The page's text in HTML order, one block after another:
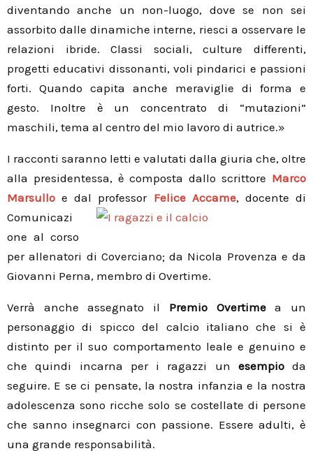
diventando anche un non-luogo, dove se non sei
assorbito dalle dinamiche interne, riesci a osservare le
relazioni ibride. Classi sociali, culture differenti,
progetti educativi dissonanti, voli pindarici e passioni
forti. Quando capita anche meraviglie di forma e
gesto. Inoltre è un concentrato di “mutazioni”
maschili, tema al centro del mio lavoro di autrice.»
I racconti saranno letti e valutati dalla giuria che, oltre
alla presidentessa, è composta dallo scrittore Marco
Marsullo e dal professor Felice Accame, docente di
Comunicazi
one al corso
per allenatori di Coverciano; da Nicola Provenza e da
Giovanni Perna, membro di Overtime.
Verrà anche assegnato il Premio Overtimea un
personaggio di spicco del calcio italiano che si è
distinto per il suo comportamento leale e genuino e
che quindi incarna per i ragazzi un esempioda
seguire. E se ci pensate, la nostra infanzia e la nostra
adolescenza sono ricche solo se costellate di persone
che sanno insegnarci con passione. Essere adulti, è
una grande responsabilità.